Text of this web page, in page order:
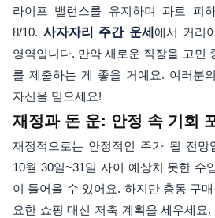
라이프 밸런스를 유지하며 과로 피
8/10. 사자자리 주간 운세 에서 커리
영역입니다. 만약 새로운 직장을 고민
를 제출하는 게 좋을 거예요. 여러분
자신을 믿으세요!
재정과 돈 운: 안정 속 기회
재정적으로는 안정적인 주가 될 전망
10월 30일~31일 사이 예상치 못한 수
이 들어올 수 있어요. 하지만 충동 구
요한 쇼핑 대신 저축 계획을 세우세요